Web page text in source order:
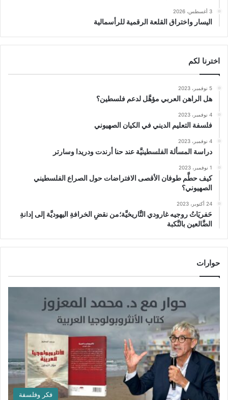
3 أغسطس، 2026
اليسار واختراق القلعة الرقمية للرأسمالية
اخترنا لكم
5 نوفمبر، 2023
هل الراهن العربي مؤهَّل لدعم فلسطين؟
4 نوفمبر، 2023
فلسفة التعليم الديني في الكيان الصهيوني
4 نوفمبر، 2023
دراسة المسألة الفلسطينيَّة عند حنا أرندت ودريدا وسارتر
1 نوفمبر، 2023
كيف حطَّم طوفان الأقصى الافتراضات حول الصراع الفلسطيني
الصهيوني؟
24 أكتوبر، 2023
حَفريَاتُ روجيه غارودي التَّاريخيَّة؛من نقضِ الخرافةِ اليهوديَّة إلى إدانةِ
الضَّالعين بالنَّكبة
حوارات
فكر وفلسفة